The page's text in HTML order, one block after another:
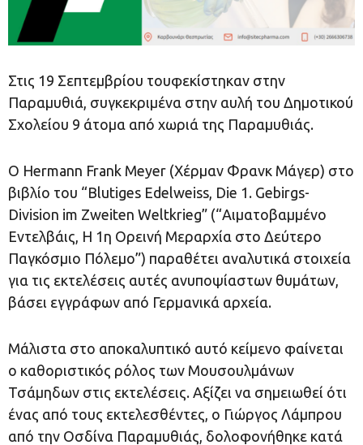
Στις 19 Σεπτεμβρίου τουφεκίστηκαν στην
Παραμυθιά, συγκεκριμένα στην αυλή του Δημοτικού
Σχολείου 9 άτομα από χωριά της Παραμυθιάς.
Ο Hermann Frank Meyer (Χέρμαν Φρανκ Μάγερ) στο
βιβλίο του “Blutiges Edelweiss, Die 1. Gebirgs-
Division im Zweiten Weltkrieg” (“Αιματοβαμμένο
Εντελβάις, Η 1η Ορεινή Μεραρχία στο Δεύτερο
Παγκόσμιο Πόλεμο”) παραθέτει αναλυτικά στοιχεία
για τις εκτελέσεις αυτές ανυποψίαστων θυμάτων,
βάσει εγγράφων από Γερμανικά αρχεία.
Μάλιστα στο αποκαλυπτικό αυτό κείμενο φαίνεται
ο καθοριστικός ρόλος των Μουσουλμάνων
Τσάμηδων στις εκτελέσεις. Αξίζει να σημειωθεί ότι
ένας από τους εκτελεσθέντες, ο Γιώργος Λάμπρου
από την Οσδίνα Παραμυθιάς, δολοφονήθηκε κατά